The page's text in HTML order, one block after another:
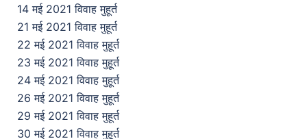
14 मई 2021 विवाह मुहूर्त
21 मई 2021 विवाह मुहूर्त
22 मई 2021 विवाह मुहूर्त
23 मई 2021 विवाह मुहूर्त
24 मई 2021 विवाह मुहूर्त
26 मई 2021 विवाह मुहूर्त
29 मई 2021 विवाह मुहूर्त
30 मई 2021 विवाह मुहूर्त